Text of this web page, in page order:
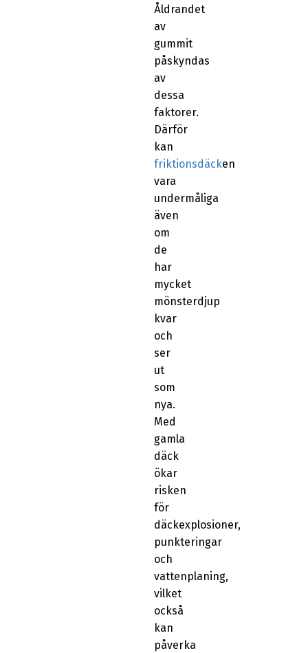
Åldrandet
av
gummit
påskyndas
av
dessa
faktorer.
Därför
kan
friktionsdäcken
vara
undermåliga
även
om
de
har
mycket
mönsterdjup
kvar
och
ser
ut
som
nya.
Med
gamla
däck
ökar
risken
för
däckexplosioner,
punkteringar
och
vattenplaning,
vilket
också
kan
påverka